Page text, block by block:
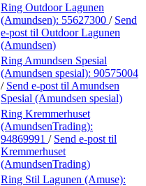
Ring Outdoor Lagunen
(Amundsen): 55627300 / Send
e-post til Outdoor Lagunen
(Amundsen)
Ring Amundsen Spesial
(Amundsen spesial): 90575004
/ Send e-post til Amundsen
Spesial (Amundsen spesial)
Ring Kremmerhuset
(AmundsenTrading):
94869991 / Send e-post til
Kremmerhuset
(AmundsenTrading)
Ring Stil Lagunen (Amuse):